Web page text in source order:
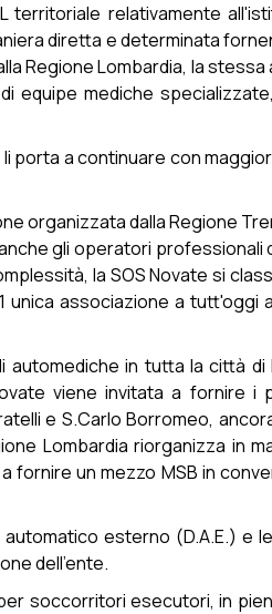
territoriale relativamente
diretta e determinata
Regione Lombardia, la
equipe mediche
a continuare con
organizzata dalla Regione
gli operatori professionali
la SOS Novate si
unica associazione a tutt'oggi
in tutta la città di
viene invitata a fornire i
e S.Carlo Borromeo,
Lombardia riorganizza in
fornire un mezzo MSB in
esterno (D.A.E.) e
dell'ente.
soccorritori esecutori, in